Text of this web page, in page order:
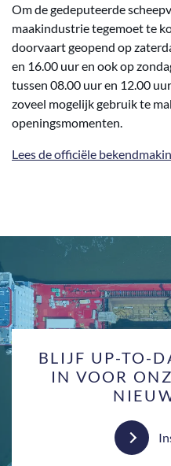
Om de gedeputeerde
maakindustrie tegemoet te
doorvaart geopend op
en 16.00 uur en ook op
tussen 08.00 uur en 12.00
zoveel mogelijk gebruik te
openingsmomenten.
Lees de officiële
BLIJF UP-TO-
IN VOOR